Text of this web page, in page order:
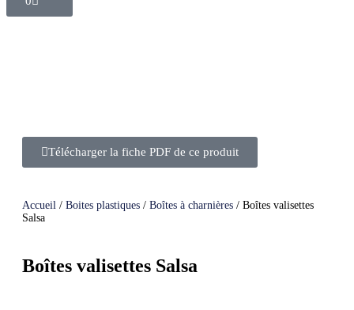
Télécharger la fiche PDF de ce produit
Accueil / Boites plastiques / Boîtes à charnières / Boîtes valisettes
Salsa
Boîtes valisettes Salsa